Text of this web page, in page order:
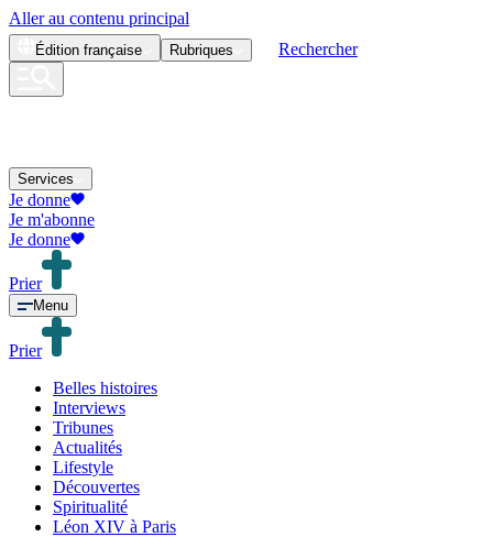
Aller au contenu principal
Édition française Rubriques Rechercher
Services
Je donne
Je m'abonne
Je donne
Prier
Menu
Prier
Belles histoires
Interviews
Tribunes
Actualités
Lifestyle
Découvertes
Spiritualité
Léon XIV à Paris